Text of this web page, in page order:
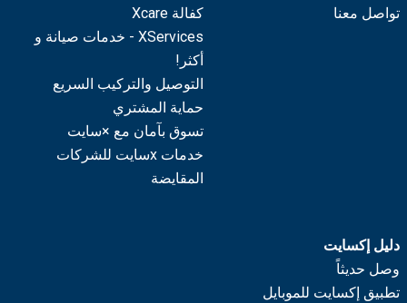
تواصل معنا
كفالة Xcare
XServices - خدمات صيانة و
أكثر!
التوصيل والتركيب السريع
حماية المشتري
تسوق بآمان مع ×سايت
خدمات xسايت للشركات
المقايضة
دليل إكسايت
وصل حديثاً
تطبيق إكسايت للموبايل